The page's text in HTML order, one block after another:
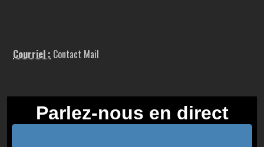
Courriel : Contact Mail